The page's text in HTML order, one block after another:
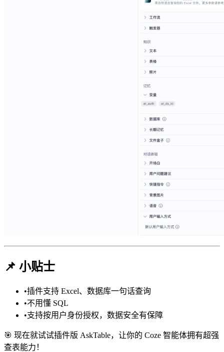
📌 小贴士
•插件支持 Excel、数据库一句话查询
•不用懂 SQL
•支持按用户身份授权，数据安全有保障
🎯 现在就试试插件版 AskTable，让你的 Coze 智能体拥有超强
查表能力！